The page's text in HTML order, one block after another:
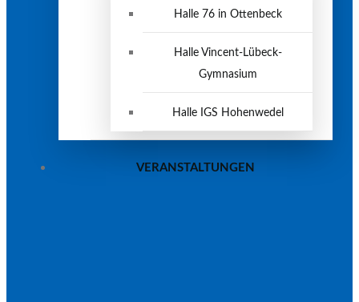
Halle 76 in Ottenbeck
Halle Vincent-Lübeck-
Gymnasium
Halle IGS Hohenwedel
VERANSTALTUNGEN